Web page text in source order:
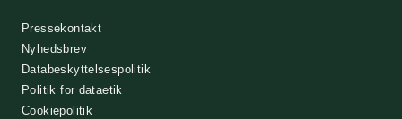
Pressekontakt
Nyhedsbrev
Databeskyttelsespolitik
Politik for dataetik
Cookiepolitik